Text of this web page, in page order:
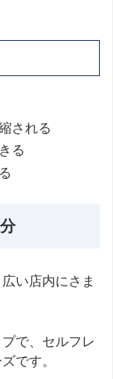
される
る
い店内にさま
で、セルフレ
です。